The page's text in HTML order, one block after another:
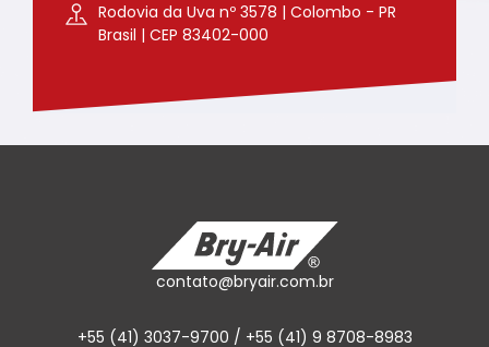
Rodovia da Uva nº 3578 | Colombo - PR
Brasil | CEP 83402-000
contato@bryair.com.br
+55 (41) 3037-9700 / +55 (41) 9 8708-8983